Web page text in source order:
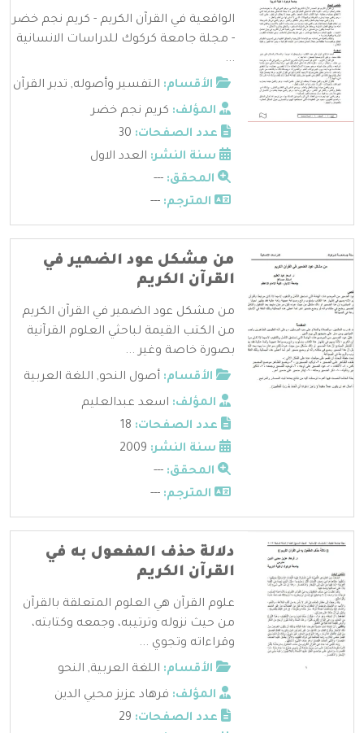
الواقعية في القرآن الكريم - كريم نجم خضر
- مجلة جامعة كركوك للدراسات الانسانية
...
الأقسام: التفسير وأصوله, تدبر القرآن
المؤلف: كريم نجم خضر
عدد الصفحات:
سنة النشر: العدد الاول
المحقق: ---
المترجم: ---
من مشكل عود الضمير في
القرآن الكريم
من مشكل عود الضمير في القرآن الكريم
من الكتب القيمة لباحثي العلوم القرآنية
بصورة خاصة وغير ...
الأقسام: أصول النحو, اللغة العربية
المؤلف: اسعد عبدالعليم
عدد الصفحات:
سنة النشر:
المحقق: ---
المترجم: ---
دلالة حذف المفعول به في
القرآن الكريم
علوم القرآن هي العلوم المتعلقة بالقرآن
من حيث نزوله وترتيبه، وجمعه وكتابته،
وقراءاته وتجوي ...
الأقسام: اللغة العربية, النحو
المؤلف: فرهاد عزيز محيي الدين
عدد الصفحات: